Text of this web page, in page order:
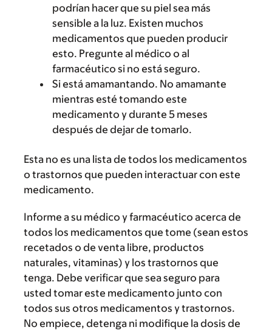
podrían hacer que su piel sea más
sensible a la luz. Existen muchos
medicamentos que pueden producir
esto. Pregunte al médico o al
farmacéutico si no está seguro.
Si está amamantando. No amamante
mientras esté tomando este
medicamento y durante 5 meses
después de dejar de tomarlo.
Esta no es una lista de todos los medicamentos
o trastornos que pueden interactuar con este
medicamento.
Informe a su médico y farmacéutico acerca de
todos los medicamentos que tome (sean estos
recetados o de venta libre, productos
naturales, vitaminas) y los trastornos que
tenga. Debe verificar que sea seguro para
usted tomar este medicamento junto con
todos sus otros medicamentos y trastornos.
No empiece, detenga ni modifique la dosis de